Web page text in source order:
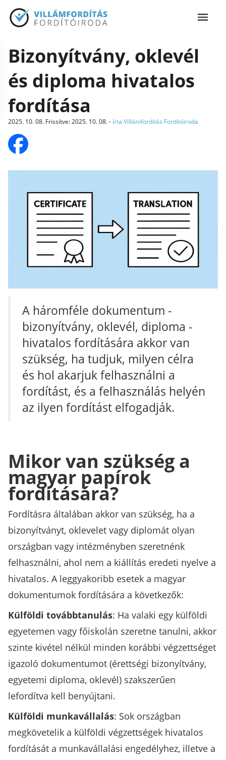
Bizonyítvány, oklevél
és diploma hivatalos
fordítása
2025. 10. 08. Frissítve:2025. 10. 08.- írta Villámfordítás Fordítóiroda
A háromféle dokumentum -
bizonyítvány, oklevél, diploma -
hivatalos fordítására akkor van
szükség, ha tudjuk, milyen célra
és hol akarjuk felhasználni a
fordítást, és a felhasználás helyén
az ilyen fordítást elfogadják.
Mikor van szükség a
magyar papírok
fordítására?
Fordításra általában akkor van szükség, ha a
bizonyítványt, oklevelet vagy diplomát olyan
országban vagy intézményben szeretnénk
felhasználni, ahol nem a kiállítás eredeti nyelve a
hivatalos. A leggyakoribb esetek a magyar
dokumentumok fordítására a következők:
Külföldi továbbtanulás: Ha valaki egy külföldi
egyetemen vagy főiskolán szeretne tanulni, akkor
szinte kivétel nélkül minden korábbi végzettséget
igazoló dokumentumot (érettségi bizonyítvány,
egyetemi diploma, oklevél) szakszerűen
lefordítva kell benyújtani.
Külföldi munkavállalás: Sok országban
megkövetelik a külföldi végzettségek hivatalos
fordítását a munkavállalási engedélyhez, illetve a